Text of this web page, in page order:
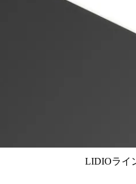
LIDIOライ